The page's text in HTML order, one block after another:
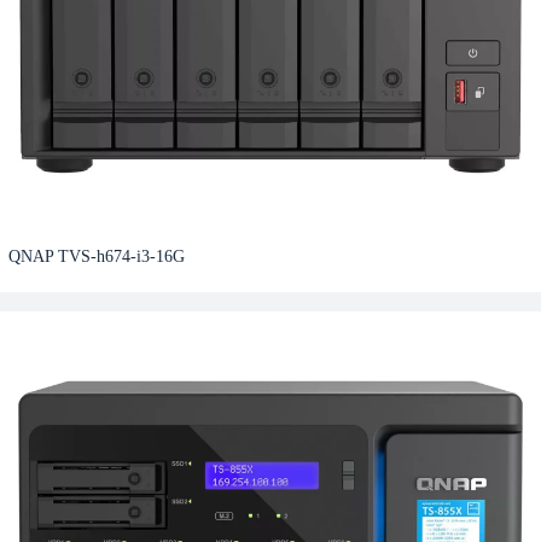
QNAP TVS-h674-i3-16G